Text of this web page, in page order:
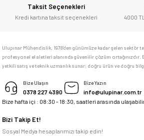
Taksit Seçenekleri
Kredi kartına taksit seçenekleri
4000
Ulupınar Mühendislik, 1978'den günümüze kadar gelen sektör
profesyonel el aletleri alanında güvenilir çözüm
yetkili satış ve teknik uzmanlık sunar; doğru ürün ve doğru bilgi
Bize Ulaşın
0378 227 4390
Bize Yazın
info@ulupinar.com.tr
Bize hafta içi : 08:30 - 18:30, saatleri arasında
Bizi Takip Et!
Sosyal Medya hesaplarımızı takip edin!